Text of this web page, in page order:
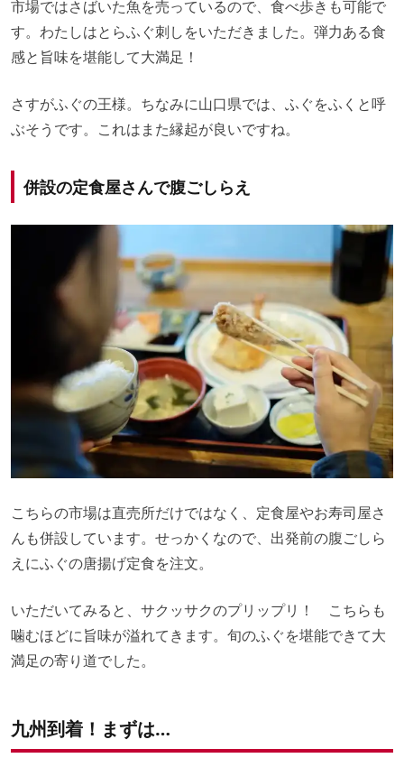
市場ではさばいた魚を売っているので、食べ歩きも可能で
す。わたしはとらふぐ刺しをいただきました。弾力ある食
感と旨味を堪能して大満足！
さすがふぐの王様。ちなみに山口県では、ふぐをふくと呼
ぶそうです。これはまた縁起が良いですね。
併設の定食屋さんで腹ごしらえ
こちらの市場は直売所だけではなく、定食屋やお寿司屋さ
んも併設しています。せっかくなので、出発前の腹ごしら
えにふぐの唐揚げ定食を注文。
いただいてみると、サクッサクのプリップリ！ こちらも
噛むほどに旨味が溢れてきます。旬のふぐを堪能できて大
満足の寄り道でした。
九州到着！まずは…